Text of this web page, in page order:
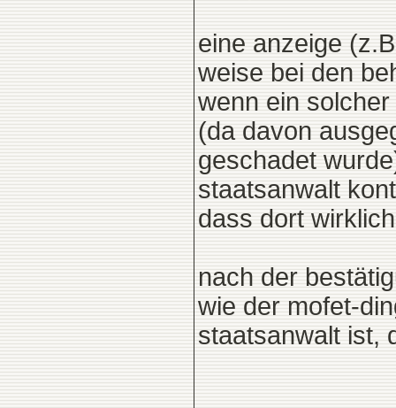
eine anzeige
weise bei den
wenn ein
(da davon
geschadet
staatsanwalt
dass dort
nach der
wie der mofet-
staatsanwalt ist,